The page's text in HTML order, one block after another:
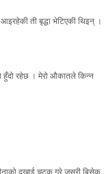
ती बृद्धा भेटिएकी थिइन् ।
हुँदो रहेछ । मेरो औकातले किन्न